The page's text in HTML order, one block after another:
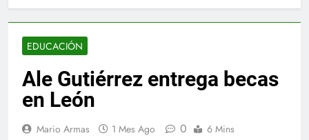
EDUCACIÓN
Ale Gutiérrez entrega becas
en León
Mario Armas 1 Mes Ago 0 6 Mins